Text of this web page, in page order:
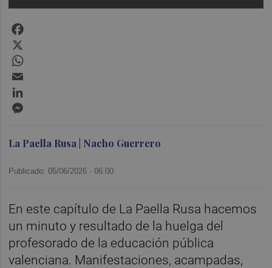
La Paella Rusa | Nacho Guerrero
Publicado: 05/06/2026 ·06:00
En este capítulo de La Paella Rusa hacemos
un minuto y resultado de la huelga del
profesorado de la educación pública
valenciana. Manifestaciones, acampadas,